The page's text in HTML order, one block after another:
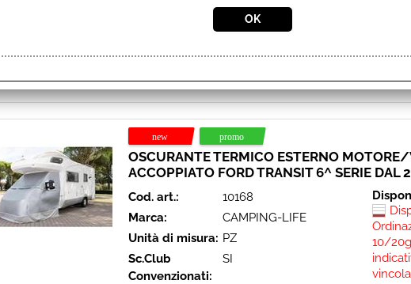
NUOVA VERSIONE CON BANDELLINO
PARAVENTO!! Oscurante Termico Esterno,
OSCURANTE TERMICO ESTERNO
ACCOPPIATO FORD TRANSIT 6^ SERIE DAL
Cod. art.:
10168
Marca:
CAMPING-LIFE
Unità di misura: PZ
Sc.Club
Convenzionati:
SI
10/